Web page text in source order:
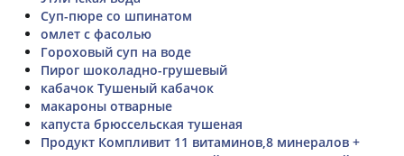
Суп-пюре со шпинатом
омлет с фасолью
Гороховый суп на воде
Пирог шоколадно-грушевый
кабачок Тушеный кабачок
макароны отварные
капуста брюссельская тушеная
Продукт Компливит 11 витаминов,8 минералов +